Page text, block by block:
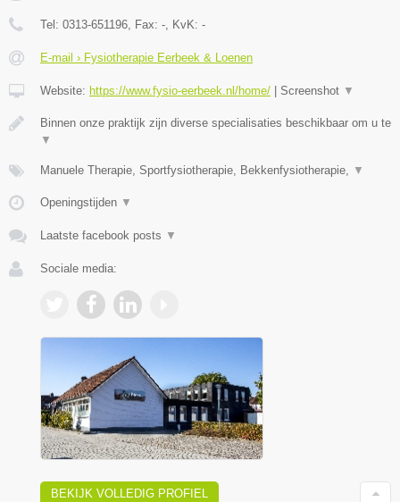
Tel: 0313-651196 , Fax: - , KvK: -
E-mail › Fysiotherapie Eerbeek & Loenen
Website: https://www.fysio-eerbeek.nl/home/ | Screenshot ▼
Binnen onze praktijk zijn diverse specialisaties beschikbaar om u te
▼
Manuele Therapie, Sportfysiotherapie, Bekkenfysiotherapie, ▼
Openingstijden ▼
Laatste facebook posts ▼
Sociale media:
BEKIJK VOLLEDIG PROFIEL